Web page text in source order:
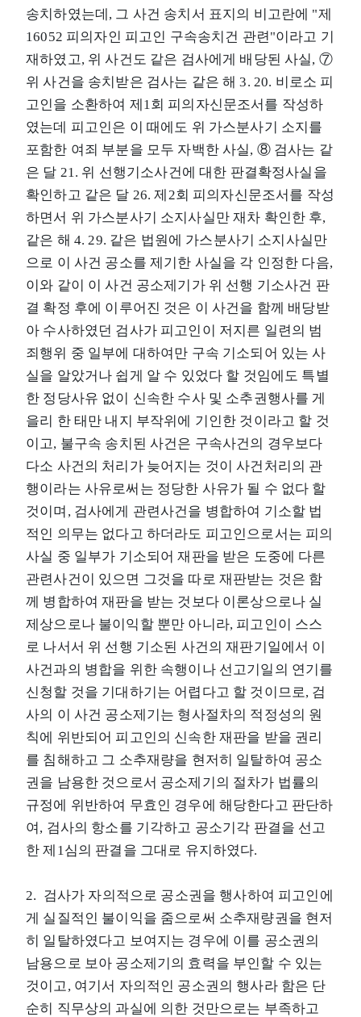
송치하였는데, 그 사건 송치서 표지의 비고란에 "제
16052 피의자인 피고인 구속송치건 관련"이라고 기
재하였고, 위 사건도 같은 검사에게 배당된 사실, ⑦
위 사건을 송치받은 검사는 같은 해 3. 20. 비로소 피
고인을 소환하여 제1회 피의자신문조서를 작성하
였는데 피고인은 이 때에도 위 가스분사기 소지를
포함한 여죄 부분을 모두 자백한 사실, ⑧ 검사는 같
은 달 21. 위 선행기소사건에 대한 판결확정사실을
확인하고 같은 달 26. 제2회 피의자신문조서를 작성
하면서 위 가스분사기 소지사실만 재차 확인한 후,
같은 해 4. 29. 같은 법원에 가스분사기 소지사실만
으로 이 사건 공소를 제기한 사실을 각 인정한 다음,
이와 같이 이 사건 공소제기가 위 선행 기소사건 판
결 확정 후에 이루어진 것은 이 사건을 함께 배당받
아 수사하였던 검사가 피고인이 저지른 일련의 범
죄행위 중 일부에 대하여만 구속 기소되어 있는 사
실을 알았거나 쉽게 알 수 있었다 할 것임에도 특별
한 정당사유 없이 신속한 수사 및 소추권행사를 게
을리 한 태만 내지 부작위에 기인한 것이라고 할 것
이고, 불구속 송치된 사건은 구속사건의 경우보다
다소 사건의 처리가 늦어지는 것이 사건처리의 관
행이라는 사유로써는 정당한 사유가 될 수 없다 할
것이며, 검사에게 관련사건을 병합하여 기소할 법
적인 의무는 없다고 하더라도 피고인으로서는 피의
사실 중 일부가 기소되어 재판을 받은 도중에 다른
관련사건이 있으면 그것을 따로 재판받는 것은 함
께 병합하여 재판을 받는 것보다 이론상으로나 실
제상으로나 불이익할 뿐만 아니라, 피고인이 스스
로 나서서 위 선행 기소된 사건의 재판기일에서 이
사건과의 병합을 위한 속행이나 선고기일의 연기를
신청할 것을 기대하기는 어렵다고 할 것이므로, 검
사의 이 사건 공소제기는 형사절차의 적정성의 원
칙에 위반되어 피고인의 신속한 재판을 받을 권리
를 침해하고 그 소추재량을 현저히 일탈하여 공소
권을 남용한 것으로서 공소제기의 절차가 법률의
규정에 위반하여 무효인 경우에 해당한다고 판단하
여, 검사의 항소를 기각하고 공소기각 판결을 선고
한 제1심의 판결을 그대로 유지하였다.
2. 검사가 자의적으로 공소권을 행사하여 피고인에
게 실질적인 불이익을 줌으로써 소추재량권을 현저
히 일탈하였다고 보여지는 경우에 이를 공소권의
남용으로 보아 공소제기의 효력을 부인할 수 있는
것이고, 여기서 자의적인 공소권의 행사라 함은 단
순히 직무상의 과실에 의한 것만으로는 부족하고